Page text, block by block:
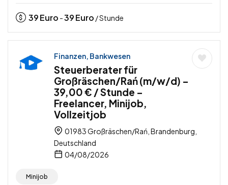
39Euro -39Euro / Stunde
Finanzen, Bankwesen
Steuerberater für
Großräschen/Rań (m/w/d) –
39,00 € / Stunde –
Freelancer, Minijob,
Vollzeitjob
01983 Großräschen/Rań, Brandenburg,
Deutschland
04/08/2026
Minijob